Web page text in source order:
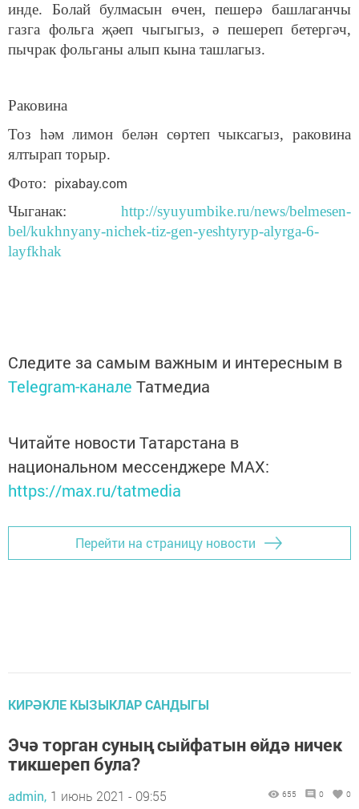
инде. Болай булмасын өчен, пешерә башлаганчы
газга фольга җәеп чыгыгыз, ә пешереп бетергәч,
пычрак фольганы алып кына ташлагыз.
Раковина
Тоз һәм лимон белән сөртеп чыксагыз, раковина
ялтырап торыр.
Фото: pixabay.com
Чыганак: http://syuyumbike.ru/news/belmesen-
bel/kukhnyany-nichek-tiz-gen-yeshtyryp-alyrga-6-
layfkhak
Следите за самым важным и интересным в
Telegram-канале Татмедиа
Читайте новости Татарстана в
национальном мессенджере MАХ:
https://max.ru/tatmedia
Перейти на страницу новости
КИРӘКЛЕ КЫЗЫКЛАР САНДЫГЫ
Эчә торган суның сыйфатын өйдә ничек
тикшереп була?
admin, 1 июнь 2021 - 09:55 655 0 0